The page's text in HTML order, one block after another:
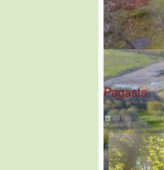
Pagasts
03 Februāris 2014